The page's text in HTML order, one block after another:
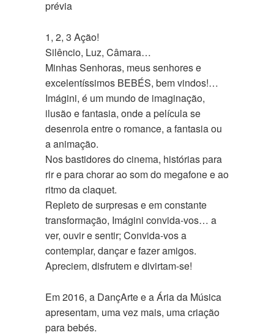
prévia
1, 2, 3 Ação!
Silêncio, Luz, Câmara…
Minhas Senhoras, meus senhores e
excelentíssimos BEBÉS, bem vindos!…
Imágini, é um mundo de imaginação,
ilusão e fantasia, onde a película se
desenrola entre o romance, a fantasia ou
a animação.
Nos bastidores do cinema, histórias para
rir e para chorar ao som do megafone e ao
ritmo da claquet.
Repleto de surpresas e em constante
transformação, Imágini convida-vos… a
ver, ouvir e sentir; Convida-vos a
contemplar, dançar e fazer amigos.
Apreciem, disfrutem e divirtam-se!
Em 2016, a DançArte e a Ária da Música
apresentam, uma vez mais, uma criação
para bebés.